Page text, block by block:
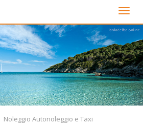
ENG
DEU
NED
FRA
Togli
Noleggio Autonoleggio e Taxi